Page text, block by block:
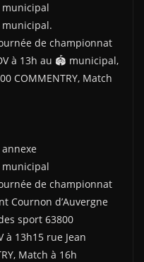
de championnat
à 13h au 🏟 municipal,
COMMENTRY, Match
de championnat
Cournon d’Auvergne
sport 63800
à 13h15 rue Jean
Match à 16h